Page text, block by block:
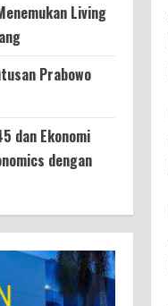
Living
Prabowo
dan Ekonomi
dengan